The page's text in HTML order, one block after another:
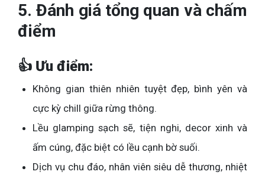
5. Đánh giá tổng quan và chấm
điểm
👍 Ưu điểm:
Không gian thiên nhiên tuyệt đẹp, bình yên và
cực kỳ chill giữa rừng thông.
Lều glamping sạch sẽ, tiện nghi, decor xinh và
ấm cúng, đặc biệt có lều cạnh bờ suối.
Dịch vụ chu đáo, nhân viên siêu dễ thương, nhiệt